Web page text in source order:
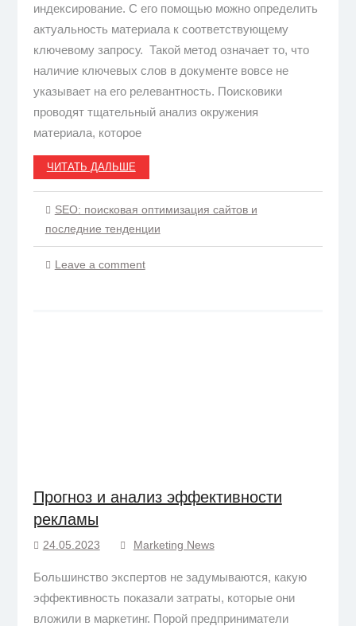
индексирование. С его помощью можно определить
актуальность материала к соответствующему
ключевому запросу. Такой метод означает то, что
наличие ключевых слов в документе вовсе не
указывает на его релевантность. Поисковики
проводят тщательный анализ окружения
материала, которое
ЧИТАТЬ ДАЛЬШЕ
SEO: поисковая оптимизация сайтов и
последние тенденции
Leave a comment
Прогноз и анализ эффективности
рекламы
24.05.2023 Marketing News
Большинство экспертов не задумываются, какую
эффективность показали затраты, которые они
вложили в маркетинг. Порой предприниматели